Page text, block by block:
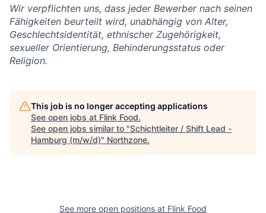
Wir verpflichten uns, dass jeder Bewerber nach seinen
Fähigkeiten beurteilt wird, unabhängig von Alter,
Geschlechtsidentität, ethnischer Zugehörigkeit,
sexueller Orientierung, Behinderungsstatus oder
Religion.
This job is no longer accepting applications
See open jobs at Flink Food.
See open jobs similar to "Schichtleiter / Shift Lead -
Hamburg (m/w/d)" Northzone.
See more open positions at Flink Food